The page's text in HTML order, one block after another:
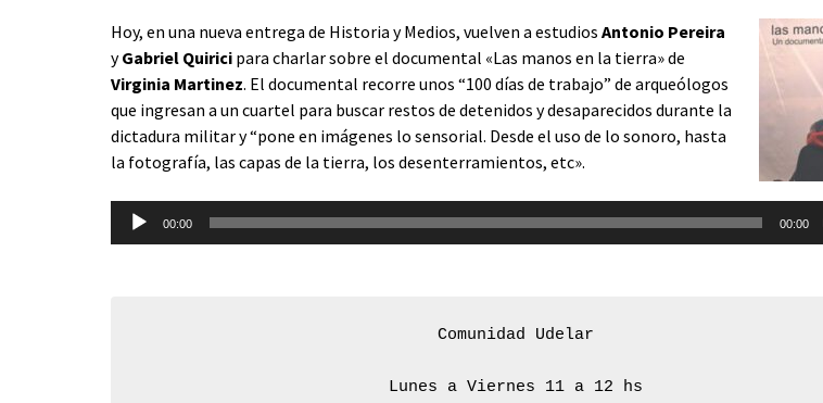
Hoy, en una nueva entrega de Historia y Medios, vuelven a estudios Antonio Pereira
yGabriel Quirici para charlar sobre el documental «Las manos en la tierra» de
Virginia Martinez. El documental recorre unos “100 días de trabajo” de arqueólogos
que ingresan a un cuartel para buscar restos de detenidos y desaparecidos durante la
dictadura militar y “pone en imágenes lo sensorial. Desde el uso de lo sonoro, hasta
la fotografía, las capas de la tierra, los desenterramientos, etc».
Reproductor
00:00 00:00
Comunidad Udelar
Lunes a Viernes 11 a 12 hs